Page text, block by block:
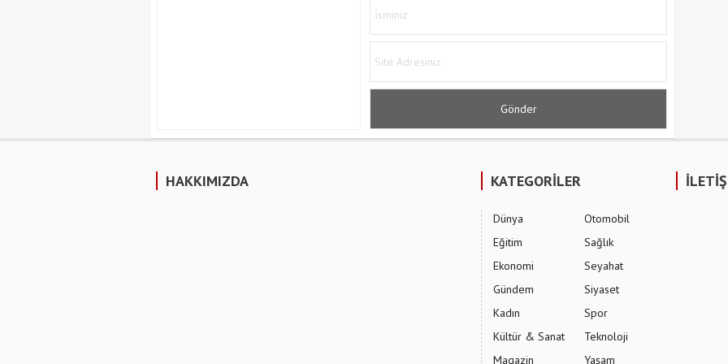
HAKKIMIZDA KATEGORİLER
Dünya
Eğitim
Ekonomi
Gündem
Kadın
Kültür & Sanat
Magazin
Otomobil
Sağlık
Seyahat
Siyaset
Spor
Teknoloji
Yaşam